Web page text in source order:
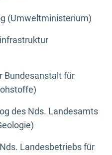
(Umweltministerium)
Bundesanstalt für
des Nds. Landesamts
Landesbetriebs für